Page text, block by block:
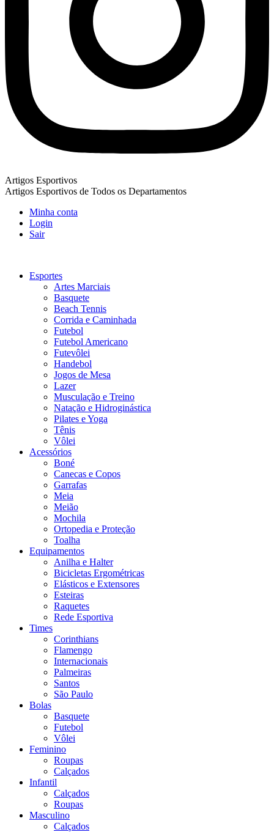
Artigos Esportivos
Artigos Esportivos de Todos os Departamentos
Minha conta
Login
Sair
Esportes
Artes Marciais
Basquete
Beach Tennis
Corrida e Caminhada
Futebol
Futebol Americano
Futevôlei
Handebol
Jogos de Mesa
Lazer
Musculação e Treino
Natação e Hidroginástica
Pilates e Yoga
Tênis
Vôlei
Acessórios
Boné
Canecas e Copos
Garrafas
Meia
Meião
Mochila
Ortopedia e Proteção
Toalha
Equipamentos
Anilha e Halter
Bicicletas Ergométricas
Elásticos e Extensores
Esteiras
Raquetes
Rede Esportiva
Times
Corinthians
Flamengo
Internacionais
Palmeiras
Santos
São Paulo
Bolas
Basquete
Futebol
Vôlei
Feminino
Roupas
Calçados
Infantil
Calçados
Roupas
Masculino
Calçados